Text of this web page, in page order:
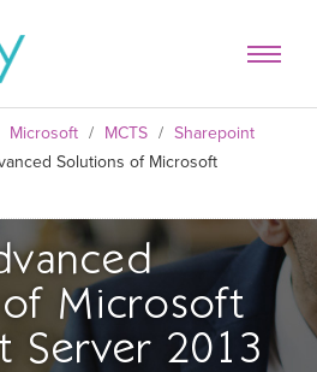
Microsoft / MCTS / Sharepoint
Solutions of Microsoft
Microsoft
Server 2013